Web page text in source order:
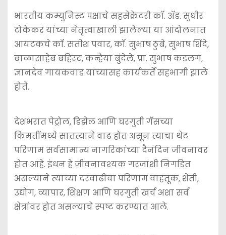
भारतीय कम्युनिस्ट पक्षाचे सहसेक्रेटरी कॉ. ॲड. सुधीर
टोकेकर यांच्या नेतृत्वाखाली झालेल्या या आंदोलनात
आयटकचे कॉ. सतीश पवार, कॉ. सुभाष ठुबे, सुभाष शिंदे,
बाळासाहेब बहिरट, कन्हैया बुंदेले, प्रा. सुभाष कडलग,
ज्ञानदेव गायकवाड यांच्यासह कार्यकर्ते सहभागी झाले
होते.
देशभरात पेट्रोल, डिझेल आणि घरगुती गॅसच्या
किमतींमध्ये सातत्याने वाढ होत असून त्याचा थेट
परिणाम सर्वसामान्य नागरिकांच्या दैनंदिन जीवनावर
होत आहे. इंधन हे जीवनावश्‍यक गरजांशी निगडित
असल्याने त्याच्या दरवाढीचा परिणाम वाहतूक, शेती,
उद्योग, व्यापार, शिक्षण आणि घरगुती खर्च अशा सर्व
क्षेत्रांवर होत असल्याचे स्पष्ट करण्यात आले.